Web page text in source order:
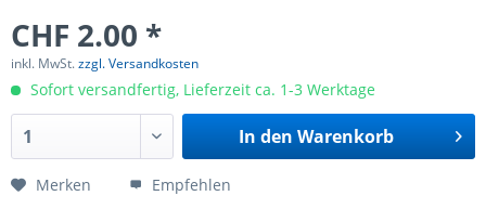
CHF 2.00 *
inkl. MwSt.zzgl. Versandkosten
Sofort versandfertig, Lieferzeit ca. 1-3 Werktage
In den Warenkorb
Merken Empfehlen